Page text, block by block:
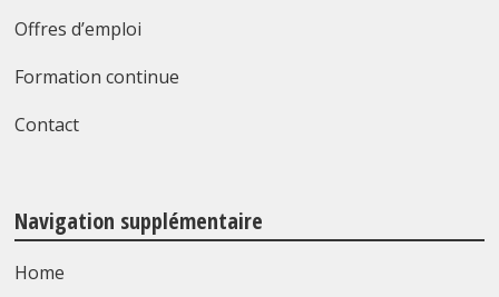
Offres d’emploi
Formation continue
Contact
Navigation supplémentaire
Home